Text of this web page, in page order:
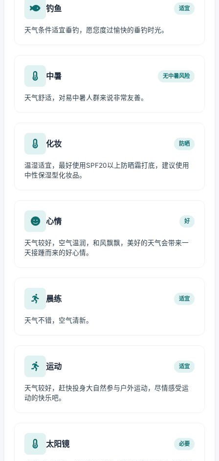
钓鱼 适宜
天气条件适宜垂钓，愿您度过愉快的垂钓时光。
中暑 无中暑风险
天气舒适，对易中暑人群来说非常友善。
化妆 防晒
温湿适宜，最好使用SPF20以上防晒霜打底，建议使用
中性保湿型化妆品。
心情 好
天气较好，空气温润，和风飘飘，美好的天气会带来一
天接踵而来的好心情。
晨练 适宜
天气不错，空气清新。
运动 适宜
天气较好，赶快投身大自然参与户外运动，尽情感受运
动的快乐吧。
太阳镜 必要